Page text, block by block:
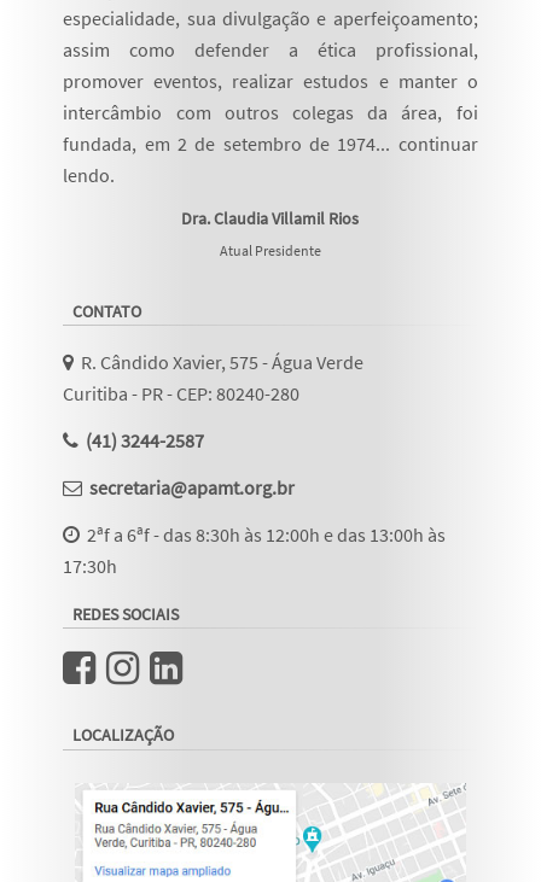
especialidade, sua divulgação e aperfeiçoamento;
assim como defender a ética profissional,
promover eventos, realizar estudos e manter o
intercâmbio com outros colegas da área, foi
fundada, em 2 de setembro de 1974... continuar
lendo.
Dra. Claudia Villamil Rios
Atual Presidente
CONTATO
R. Cândido Xavier, 575 - Água Verde
Curitiba - PR - CEP: 80240-280
(41) 3244-2587
secretaria@apamt.org.br
2ªf a 6ªf - das 8:30h às 12:00h e das 13:00h às
17:30h
REDES SOCIAIS
LOCALIZAÇÃO